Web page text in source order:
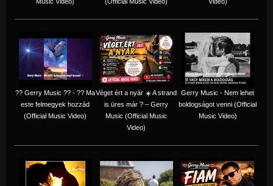
?? Gerry Music ?? - ?? Ma
este felmegyek hozzád
(Official Music Video)
Véget ért a nyár ☀️ A strand
is üres már ? – Gerry
Music (Official Music
Video)
Gerry Music - Nem lehet
boldogságot venni (Official
Music Video)